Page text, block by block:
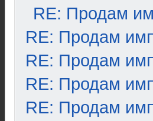
RE: Продам
RE: Продам
RE: Продам
RE: Продам
RE: Продам